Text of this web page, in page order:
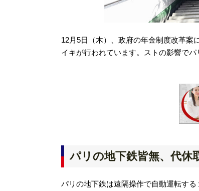
12月5日（木）、政府の年金制度改革案
イキが行われています。ストの影響で
パリの地下鉄皆無、代休
パリの地下鉄は遠隔操作で自動運転す